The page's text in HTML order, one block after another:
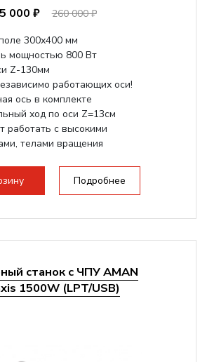
000 ₽
260 000 ₽
300х400 мм
мощностью 800 Вт
Z-130мм
работающих оси!
ось в комплекте
ход по оси Z=13см
работать с высокими
телами вращения
Подробнее
станок с ЧПУ AMAN
1500W (LPT/USB)